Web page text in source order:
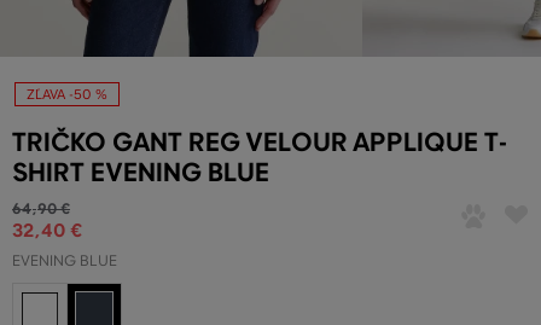
ZĽAVA -50 %
TRIČKO GANT REG VELOUR APPLIQUE T-
SHIRT EVENING BLUE
64,90 €
32,40 €
EVENING BLUE